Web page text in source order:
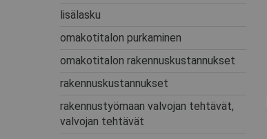
lisälasku
omakotitalon purkaminen
omakotitalon rakennuskustannukset
rakennuskustannukset
rakennustyömaan valvojan tehtävät,
valvojan tehtävät